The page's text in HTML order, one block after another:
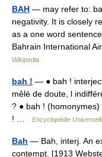
BAH — may refer to:
negativity. It is closely
as a one word
Bahrain International
Wikipedia
bah ! — ● bah !
mêlé de doute, l
? ● bah !
! …
Encyclopédie
Bah — Bah, interj. An
contempt. [1913